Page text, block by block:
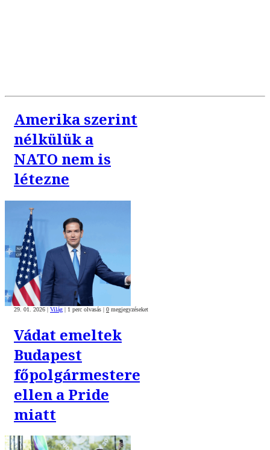
Amerika szerint
nélkülük a
NATO nem is
létezne
29. 01. 2026 | Világ | 1 perc olvasás | 0 megjegyzéseket
Vádat emeltek
Budapest
főpolgármestere
ellen a Pride
miatt